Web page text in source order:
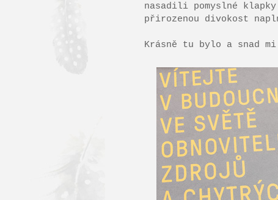
nasadili pomyslné
přirozenou divokost
Krásně tu bylo a snad